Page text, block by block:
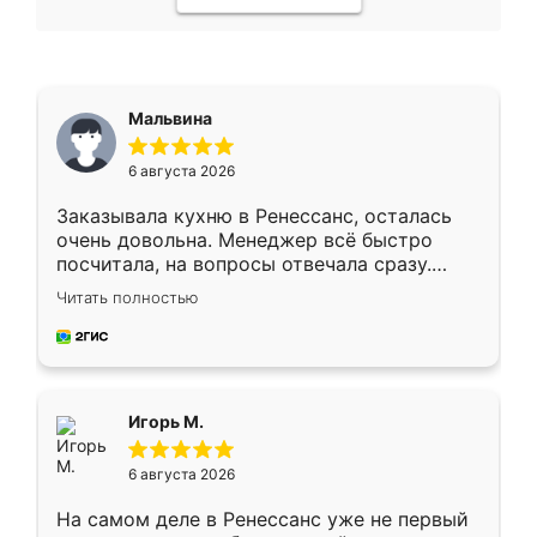
Мальвина
6 августа 2026
Заказывала кухню в Ренессанс, осталась
очень довольна. Менеджер всё быстро
посчитала, на вопросы отвечала сразу.
Замерщик приехал в субботу, подошёл к
делу со всей ответственностью. Собрали
за день, ребята работали аккуратно, даже
Читать полностью
Игорь М.
6 августа 2026
На самом деле в Ренессанс уже не первый